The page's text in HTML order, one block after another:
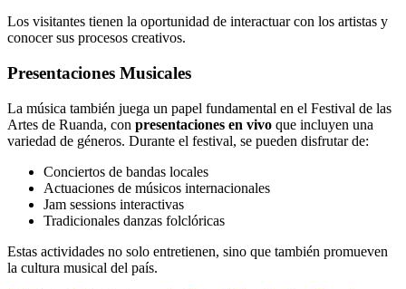
Los visitantes tienen la oportunidad de interactuar con los artistas y
conocer sus procesos creativos.
Presentaciones Musicales
La música también juega un papel fundamental en el Festival de las
Artes de Ruanda, con presentaciones en vivo que incluyen una
variedad de géneros. Durante el festival, se pueden disfrutar de:
Conciertos de bandas locales
Actuaciones de músicos internacionales
Jam sessions interactivas
Tradicionales danzas folclóricas
Estas actividades no solo entretienen, sino que también promueven
la cultura musical del país.